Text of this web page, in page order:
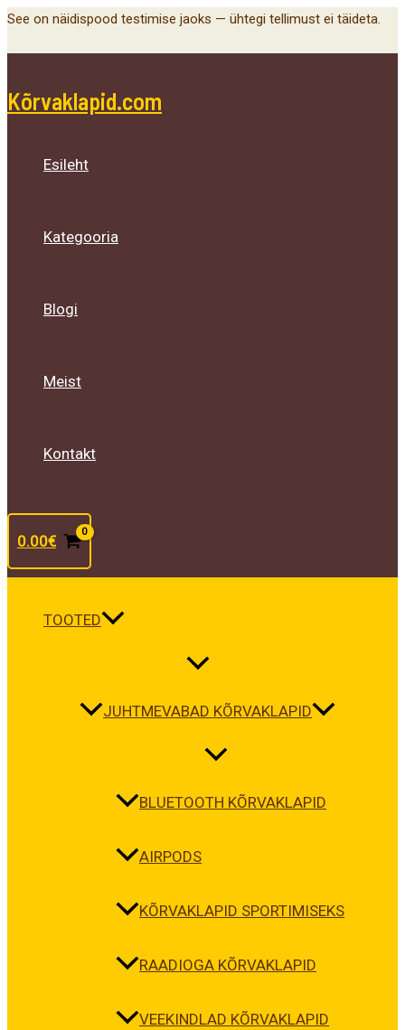
Skip
See on näidispood testimise jaoks — ühtegi tellimust ei täideta.
Kõrvaklapid.com
Esileht
Kategooria
Blogi
Meist
Kontakt
0.00€
TOOTED
Menu
Toggle
JUHTMEVABAD KÕRVAKLAPID
Menu
Toggle
BLUETOOTH KÕRVAKLAPID
AIRPODS
KÕRVAKLAPID SPORTIMISEKS
RAADIOGA KÕRVAKLAPID
VEEKINDLAD KÕRVAKLAPID
Menu
Toggle
Main
Menu